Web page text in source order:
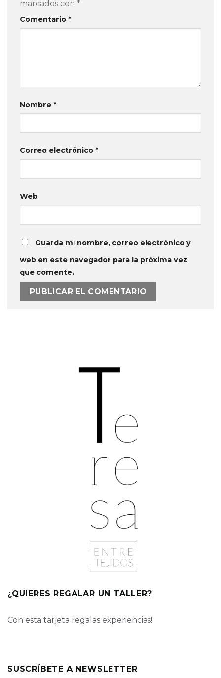
marcados con *
Comentario *
Nombre *
Correo electrónico *
Web
Guarda mi nombre, correo electrónico y
web en este navegador para la próxima vez
que comente.
¿QUIERES REGALAR UN TALLER?
Con esta tarjeta regalas experiencias!
SUSCRÍBETE A NEWSLETTER